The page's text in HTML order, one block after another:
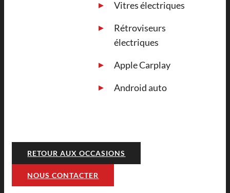
Vitres électriques
Rétroviseurs
électriques
Apple Carplay
Android auto
RETOUR AUX OCCASIONS
NOUS CONTACTER